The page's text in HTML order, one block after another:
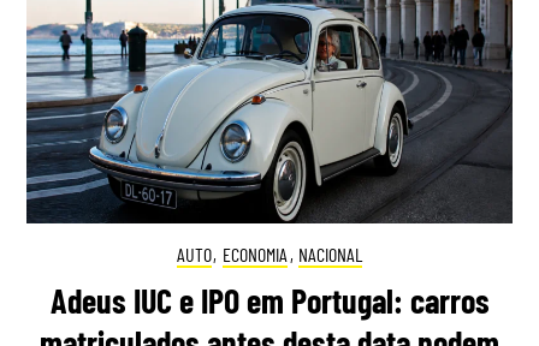
AUTO, ECONOMIA , NACIONAL
Adeus IUC e IPO em Portugal: carros